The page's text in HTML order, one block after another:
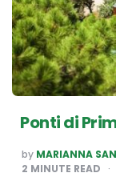
Ponti di
POSTED
BY
by MARIANNA
2 MINUTE READ